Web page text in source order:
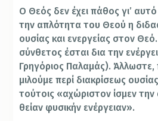
Ο Θεός δεν έχει πάθος γι’
την απλότητα του Θεού η
ουσίας και ενεργείας στον
σύνθετος έσται δια την
Γρηγόριος Παλαμάς). Άλλωστε,
μιλούμε περί διακρίσεως
τούτοις «αχώριστον ίσμεν την
θείαν φυσικήν ενέργειαν».